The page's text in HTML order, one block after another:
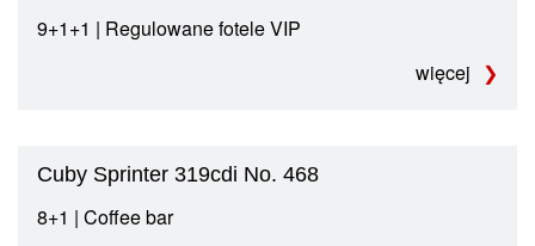
9+1+1 | Regulowane fotele VIP
więcej
Cuby Sprinter 319cdi No. 468
8+1 | Coffee bar